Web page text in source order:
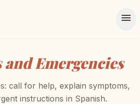
menu
Emergencies
call for help, explain symptoms,
instructions in Spanish.